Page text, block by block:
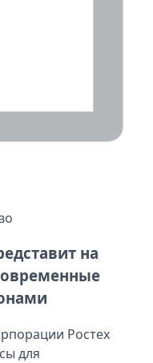
на
Ростех
для